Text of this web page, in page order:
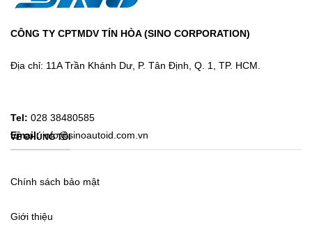
CÔNG TY CPTMDV TÍN HÒA (SINO CORPORATION)
Địa chỉ: 11A Trần Khánh Dư, P. Tân Định, Q. 1, TP. HCM.
Tel: 028 38480585
Email:info@sinoautoid.com.vn
VỀ CHÚNG TÔI
Chính sách bảo mật
Giới thiệu